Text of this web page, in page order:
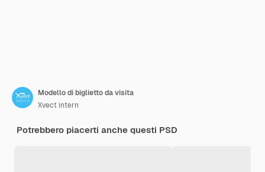
Modello di biglietto da visita
Xvect intern
Potrebbero piacerti anche questi PSD